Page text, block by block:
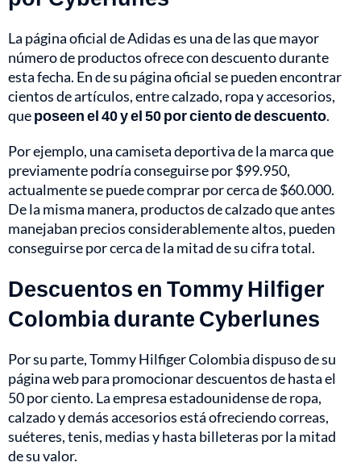
La página oficial de Adidas es una de las que mayor
número de productos ofrece con descuento durante
esta fecha. En de su página oficial se pueden encontrar
cientos de artículos, entre calzado, ropa y accesorios,
queposeen el 40 y el 50 por ciento de descuento.
Por ejemplo, una camiseta deportiva de la marca que
previamente podría conseguirse por $99.950,
actualmente se puede comprar por cerca de $60.000.
De la misma manera, productos de calzado que antes
manejaban precios considerablemente altos, pueden
conseguirse por cerca de la mitad de su cifra total.
Descuentos en Tommy Hilfiger
Colombia durante Cyberlunes
Por su parte, Tommy Hilfiger Colombia dispuso de su
página web para promocionar descuentos de hasta el
50 por ciento. La empresa estadounidense de ropa,
calzado y demás accesorios está ofreciendo correas,
suéteres, tenis, medias y hasta billeteras por la mitad
de su valor.